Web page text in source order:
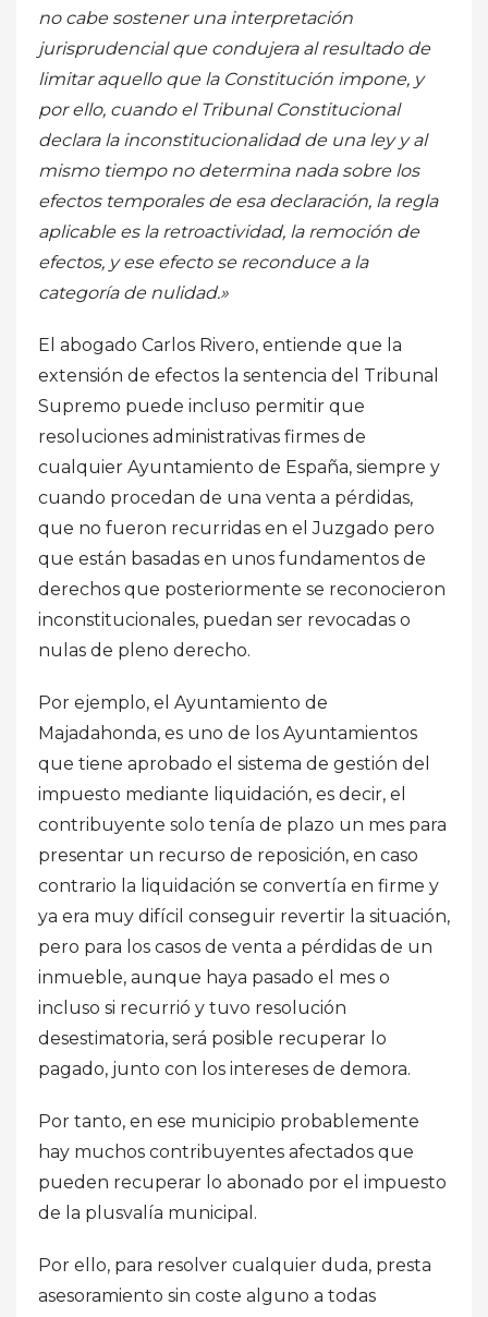
no cabe sostener una interpretación
jurisprudencial que condujera al resultado de
limitar aquello que la Constitución impone, y
por ello, cuando el Tribunal Constitucional
declara la inconstitucionalidad de una ley y al
mismo tiempo no determina nada sobre los
efectos temporales de esa declaración, la regla
aplicable es la retroactividad, la remoción de
efectos, y ese efecto se reconduce a la
categoría de nulidad.»
El abogado Carlos Rivero, entiende que la
extensión de efectos la sentencia del Tribunal
Supremo puede incluso permitir que
resoluciones administrativas firmes de
cualquier Ayuntamiento de España, siempre y
cuando procedan de una venta a pérdidas,
que no fueron recurridas en el Juzgado pero
que están basadas en unos fundamentos de
derechos que posteriormente se reconocieron
inconstitucionales, puedan ser revocadas o
nulas de pleno derecho.
Por ejemplo, el Ayuntamiento de
Majadahonda, es uno de los Ayuntamientos
que tiene aprobado el sistema de gestión del
impuesto mediante liquidación, es decir, el
contribuyente solo tenía de plazo un mes para
presentar un recurso de reposición, en caso
contrario la liquidación se convertía en firme y
ya era muy difícil conseguir revertir la situación,
pero para los casos de venta a pérdidas de un
inmueble, aunque haya pasado el mes o
incluso si recurrió y tuvo resolución
desestimatoria, será posible recuperar lo
pagado, junto con los intereses de demora.
Por tanto, en ese municipio probablemente
hay muchos contribuyentes afectados que
pueden recuperar lo abonado por el impuesto
de la plusvalía municipal.
Por ello, para resolver cualquier duda, presta
asesoramiento sin coste alguno a todas